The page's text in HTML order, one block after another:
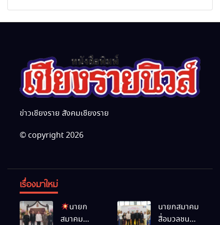
ข่าวเชียงราย สังคมเชียงราย
© copyright 2026
เรื่องมาใหม่
นายก
สมาคม
นายกสมาคม
สื่อมวลชน